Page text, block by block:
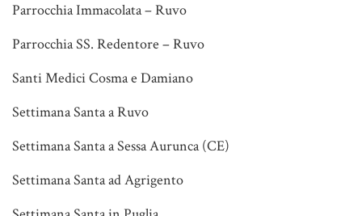
Parrocchia Immacolata – Ruvo
Parrocchia SS. Redentore – Ruvo
Santi Medici Cosma e Damiano
Settimana Santa a Ruvo
Settimana Santa a Sessa Aurunca (CE)
Settimana Santa ad Agrigento